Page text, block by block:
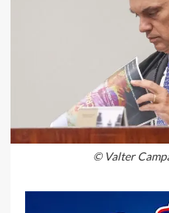
© Valter